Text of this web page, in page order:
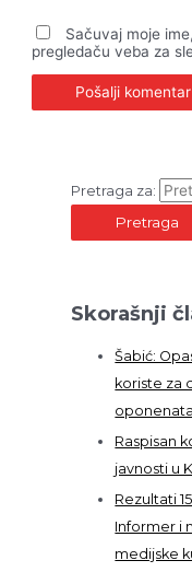
Sačuvaj moje
pregledaču veba za
Pretraga za:
Skorašnji
Šabić:
koriste za
oponenata
Raspisan
javnosti u
Rezultati
Informer i
medijske